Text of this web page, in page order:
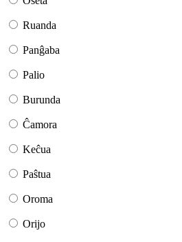
Ruanda
Panĝaba
Palio
Burunda
Ĉamora
Keĉua
Paŝtua
Oroma
Orijo